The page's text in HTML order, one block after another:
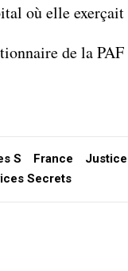
où elle exerçait
de la
S France Justice
Secrets